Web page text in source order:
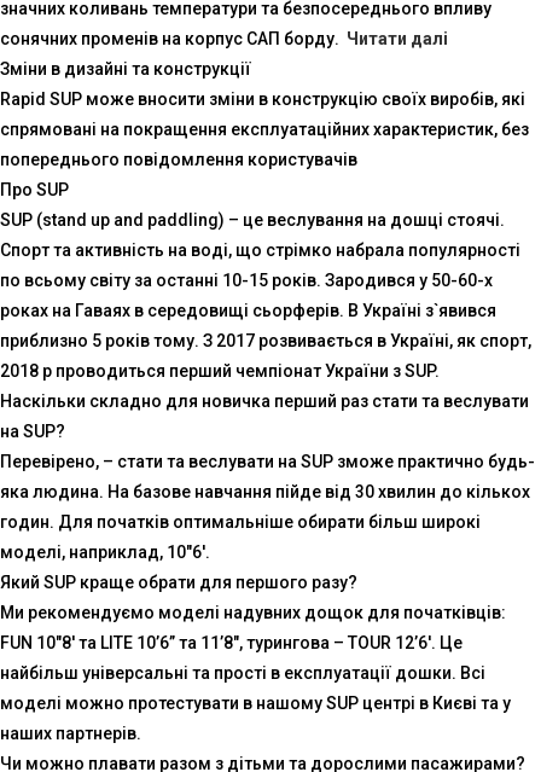
значних коливань температури та безпосереднього впливу
сонячних променів на корпус САП борду. Читати далі
Зміни в дизайні та конструкції
Rapid SUP може вносити зміни в конструкцію своїх виробів, які
спрямовані на покращення експлуатаційних характеристик, без
попереднього повідомлення користувачів
Про SUP
SUP (stand up and paddling) – це веслування на дошці стоячі.
Спорт та активність на воді, що стрімко набрала популярності
по всьому світу за останні 10-15 років. Зародився у 50-60-х
роках на Гаваях в середовищі сьорферів. В Україні з`явився
приблизно 5 років тому. З 2017 розвивається в Україні, як спорт,
2018 р проводиться перший чемпіонат України з SUP.
Наскільки складно для новичка перший раз стати та веслувати
на SUP?
Перевірено, – стати та веслувати на SUP зможе практично будь-
яка людина. На базове навчання пійде від 30 хвилин до кількох
годин. Для початків оптимальніше обирати більш широкі
моделі, наприклад, 10″6′.
Який SUP краще обрати для першого разу?
Ми рекомендуємо моделі надувних дощок для початківців:
FUN 10″8′ та LITE 10’6” та 11’8″, турингова – TOUR 12’6′. Це
найбільш універсальні та прості в експлуатації дошки. Всі
моделі можно протестувати в нашому SUP центрі в Києві та у
наших партнерів.
Чи можно плавати разом з дітьми та дорослими пасажирами?